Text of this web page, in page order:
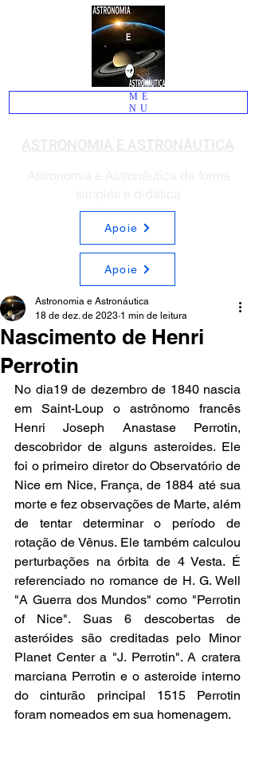
ASTRONOMIA E ASTRONÁUTICA
ME
NU
Astronomia e Astronáutica de forma
simples e didática
Apoie
Apoie
Nascimento de Henri
Perrotin
Astronomia e Astronáutica
18 de dez. de 2023 1 min de leitura
No dia19 de dezembro de 1840 nascia
em Saint-Loup o astrônomo francês
Henri Joseph Anastase Perrotin,
descobridor de alguns asteroides. Ele
foi o primeiro diretor do Observatório de
Nice em Nice, França, de 1884 até sua
morte e fez observações de Marte, além
de tentar determinar o período de
rotação de Vênus. Ele também calculou
perturbações na órbita de 4 Vesta. É
referenciado no romance de H. G. Well
"A Guerra dos Mundos" como "Perrotin
of Nice". Suas 6 descobertas de
asteróides são creditadas pelo Minor
Planet Center a "J. Perrotin". A cratera
marciana Perrotin e o asteroide interno
do cinturão principal 1515 Perrotin
foram nomeados em sua homenagem.